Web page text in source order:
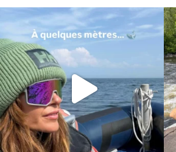
Voir une baleine en photo, c’est
impressionnant 🐋...
203